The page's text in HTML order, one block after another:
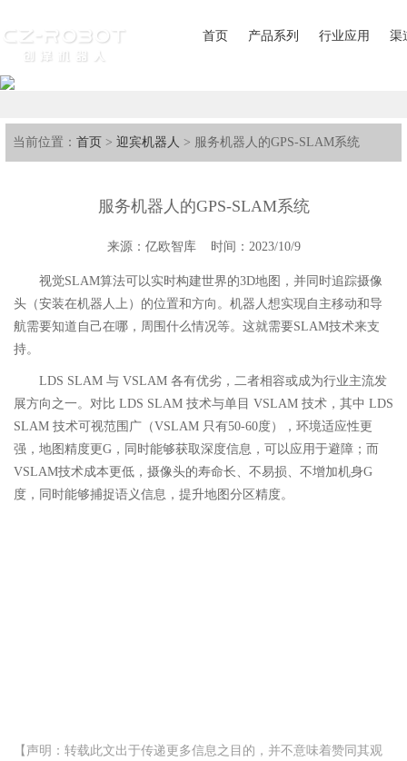
首页 产品系列 行业应用 渠
当前位置： 首页 > 迎宾机器人 > 服务机器人的GPS-SLAM系统
服务机器人的GPS-SLAM系统
来源：亿欧智库 时间：2023/10/9
视觉SLAM算法可以实时构建世界的3D地图，并同时追踪摄像
头（安装在机器人上）的位置和方向。机器人想实现自主移动和导
航需要知道自己在哪，周围什么情况等。这就需要SLAM技术来支
持。
LDS SLAM 与 VSLAM 各有优劣，二者相容或成为行业主流发
展方向之一。对比 LDS SLAM 技术与单目 VSLAM 技术，其中 LDS
SLAM 技术可视范围广（VSLAM 只有50-60度），环境适应性更
强，地图精度更G，同时能够获取深度信息，可以应用于避障；而
VSLAM技术成本更低，摄像头的寿命长、不易损、不增加机身G
度，同时能够捕捉语义信息，提升地图分区精度。
【声明：转载此文出于传递更多信息之目的，并不意味着赞同其观